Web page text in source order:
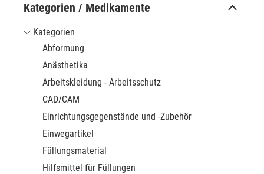
Kategorien / Medikamente
Kategorien
Abformung
Anästhetika
Arbeitskleidung - Arbeitsschutz
CAD/CAM
Einrichtungsgegenstände und -Zubehör
Einwegartikel
Füllungsmaterial
Hilfsmittel für Füllungen